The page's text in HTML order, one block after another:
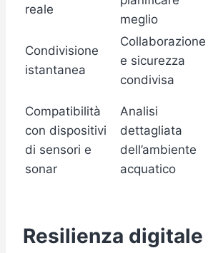
reale
meglio
Condivisione
istantanea
Collaborazione
e sicurezza
condivisa
Compatibilità
con dispositivi
di sensori e
sonar
Analisi
dettagliata
dell’ambiente
acquatico
Resilienza digitale